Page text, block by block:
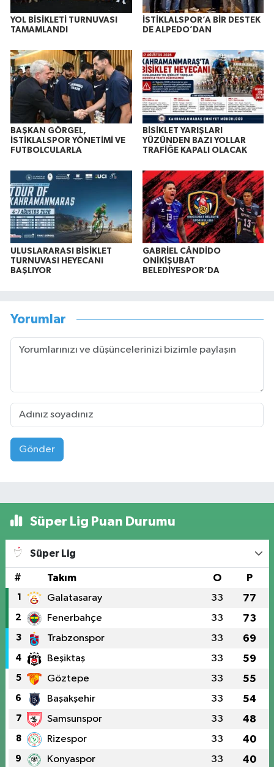
YOL BİSİKLETİ TURNUVASI
TAMAMLANDI
İSTİKLALSPOR’A BİR DESTEK
DE ALPEDO’DAN
BAŞKAN GÖRGEL,
İSTİKLALSPOR YÖNETİMİ VE
FUTBOLCULARLA
BİSİKLET YARIŞLARI
YÜZÜNDEN BAZI YOLLAR
TRAFİĞE KAPALI OLACAK
ULUSLARARASI BİSİKLET
TURNUVASI HEYECANI
BAŞLIYOR
GABRİEL CÂNDİDO
ONİKİŞUBAT
BELEDİYESPOR’DA
Yorumlar
Gönder
Süper Lig Puan Durumu
Süper Lig
# Takım O P
1 Galatasaray 33 77
2 Fenerbahçe 33 73
3 Trabzonspor 33 69
4 Beşiktaş 33 59
5 Göztepe 33 55
6 Başakşehir 33 54
7 Samsunspor 33 48
8 Rizespor 33 40
9 Konyaspor 33 40